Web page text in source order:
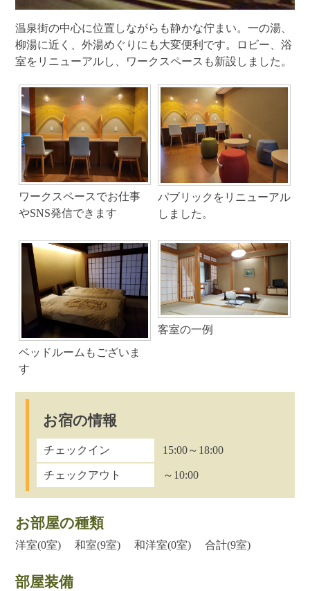
温泉街の中心に位置しながらも静かな佇まい。一の湯、
柳湯に近く、外湯めぐりにも大変便利です。ロビー、浴
室をリニューアルし、ワークスペースも新設しました。
ワークスペースでお仕事
やSNS発信できます
パブリックをリニューアル
しました。
ベッドルームもございま
す
客室の一例
お宿の情報
チェックイン 15:00～18:00
チェックアウト ～10:00
お部屋の種類
洋室(0室) 和室(9室) 和洋室(0室) 合計(9室)
部屋装備